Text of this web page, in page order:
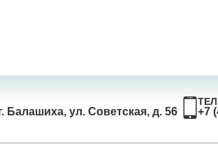
Балашиха, ул. Советская, д. 56 +7